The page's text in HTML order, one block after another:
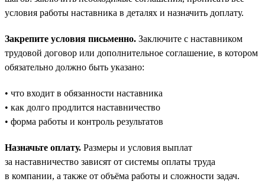
условия работы наставника в деталях и назначить доплату.
Закрепите условия письменно. Заключите с наставником
трудовой договор или дополнительное соглашение, в котором
обязательно должно быть указано:
• что входит в обязанности наставника
• как долго продлится наставничество
• форма работы и контроль результатов
Назначьте оплату. Размеры и условия выплат
за наставничество зависят от системы оплаты труда
в компании, а также от объёма работы и сложности задач.